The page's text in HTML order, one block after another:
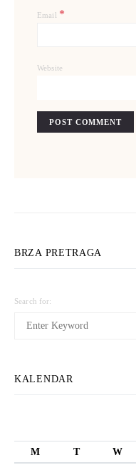
Email *
Website
BRZA PRETRAGA
Search for:
KALENDAR
M T W